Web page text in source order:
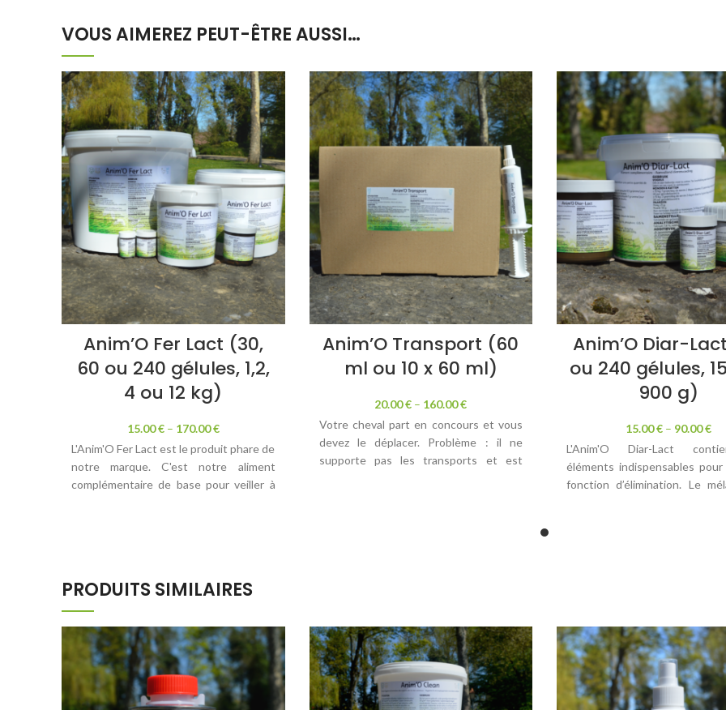
VOUS AIMEREZ PEUT-ÊTRE AUSSI…
Anim’O Fer Lact (30,
60 ou 240 gélules, 1,2,
4 ou 12 kg)
15.00€– 170.00€
L'Anim'O Fer Lact est le produit phare de
notre marque. C'est notre aliment
complémentaire de base pour veiller à
bien-être interne.
L’Anim’O Fer Lact est un produit issu
d’une fermentation naturelle de
minimum 6 mois. Cette fermentation
génère un ensemble de bactéries
Anim’O Transport (60
ml ou 10 x 60 ml)
20.00€ – 160.00€
Votre cheval part en concours et vous
devez le déplacer. Problème : il ne
supporte pas les transports et est
simplifié, elle a une action sur le
système immunitaire, le
fonctionnement cérébral et sur les
influx nerveux. De quoi maintenir
l'équilibre de la flore ! Et une flore en
Anim’O Diar-
ou 240 gélules,
900 g)
15.00€– 90.00€
L'Anim'O Diar-Lact
éléments indispensables
fonction d’élimination. Le
voyez notamment dans ses
sont trop molles/trop
signifie que votre chien a
une période de stress
(changement alimentaire,
PRODUITS SIMILAIRES